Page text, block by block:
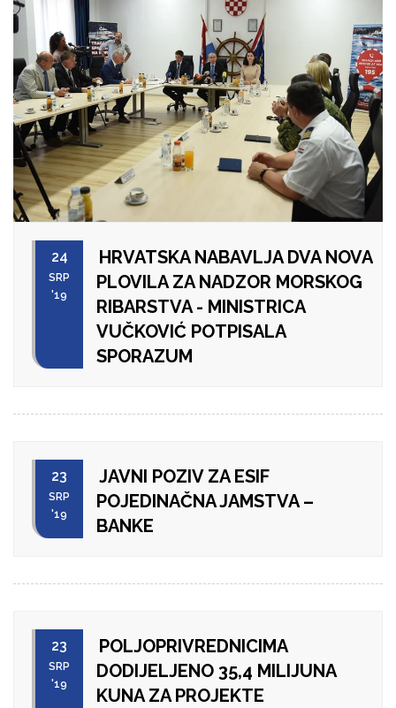
24
SRP
'19
HRVATSKA NABAVLJA DVA NOVA
PLOVILA ZA NADZOR MORSKOG
RIBARSTVA - MINISTRICA
VUČKOVIĆ POTPISALA
SPORAZUM
23
SRP
'19
JAVNI POZIV ZA ESIF
POJEDINAČNA JAMSTVA –
BANKE
23
SRP
'19
POLJOPRIVREDNICIMA
DODIJELJENO 35,4 MILIJUNA
KUNA ZA PROJEKTE